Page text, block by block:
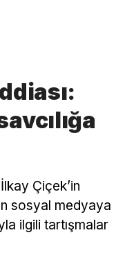
Çiçek’in
sosyal medyaya
ilgili tartışmalar